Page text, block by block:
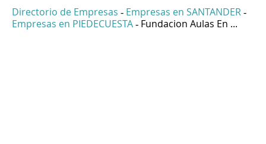
Directorio de Empresas - Empresas en SANTANDER -
Empresas en PIEDECUESTA - Fundacion Aulas En ...